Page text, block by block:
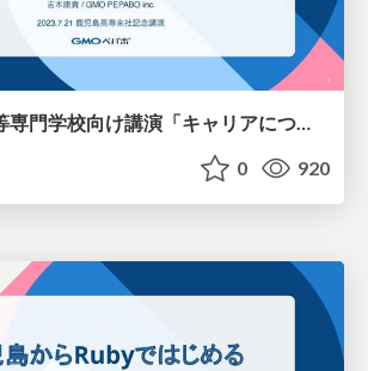
鹿児島工業高等専門学校向け講演「キャリアについて考える」
0 920